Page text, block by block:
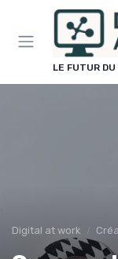
LE FUTUR
Digital at work
Panneau de